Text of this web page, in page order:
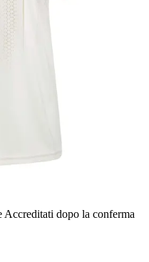
Accreditati dopo la conferma